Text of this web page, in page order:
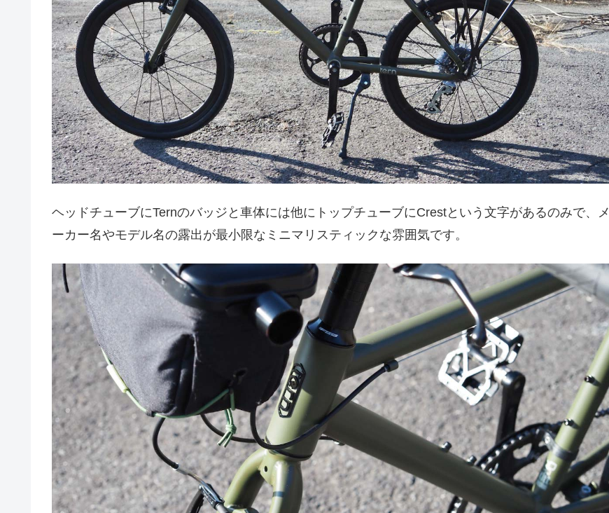
ヘッドチューブにTernのバッジと車体には他にトップチューブにCrestという文字があるのみで、メ
ーカー名やモデル名の露出が最小限なミニマリスティックな雰囲気です。